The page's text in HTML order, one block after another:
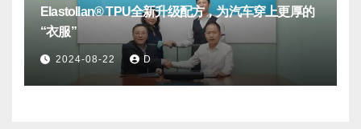
Elastollan® TPU全新升级配方，为汽车穿上更厚的
“衣服”
2024-08-22 D